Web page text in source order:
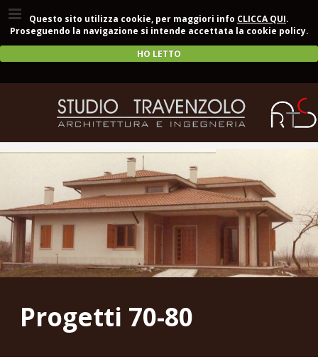
Questo sito utilizza cookie, per maggiori info CLICCA QUI.
Proseguendo la navigazione si intende accettata la cookie policy.
HO LETTO
Progetti 70-80